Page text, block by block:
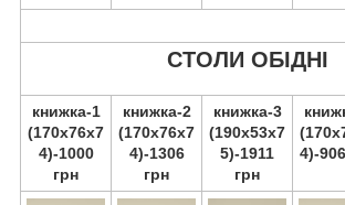
СТОЛИ ОБІДНІ
книжка-1
(170х76х7
4)-1000
грн
книжка-2
(170х76х7
4)-1306
грн
книжка-3
(190х53х7
5)-1911
грн
4)-